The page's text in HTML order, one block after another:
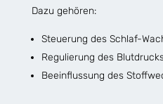
Dazu gehören:
Steuerung des Schlaf-
Regulierung des
Beeinflussung des